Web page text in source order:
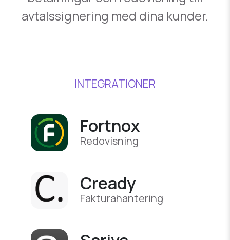
avtalssignering med dina kunder.
INTEGRATIONER
Fortnox
Redovisning
Cready
Fakturahantering